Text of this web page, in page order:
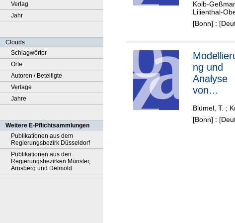
Verlag
Jahr
Clouds
Schlagwörter
Orte
Autoren / Beteiligte
Verlage
Jahre
Weitere E-Pflichtsammlungen
Publikationen aus dem
Regierungsbezirk Düsseldorf
Publikationen aus den
Regierungsbezirken Münster,
Arnsberg und Detmold
9-seater
Kolb-
Lilienthal-
[Bonn] :
ng und
Analyse
von
en in
Blümel, T. ;
[Bonn] :